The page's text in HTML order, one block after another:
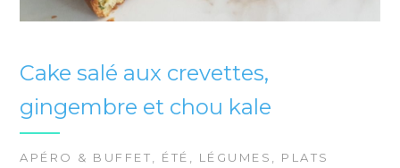
Cake salé aux crevettes,
gingembre et chou kale
APÉRO & BUFFET, ÉTÉ , LÉGUMES , PLATS